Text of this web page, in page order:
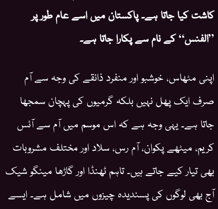
کاشت کیا جاتا ہے۔ پاکستان میں اسے عام طور پر
”الفنس“ کے نام سے پکارا جاتا ہے۔
اپنی مٹھاس، خوشبو اور منفرد ذائقے کی وجہ سے آم
صرف ایک پھل نہیں بلکہ گرمیوں کی پہچان سمجھا
جاتا ہے۔ یہی وجہ ہے کہ اس موسم میں آم سے آئس
کریم، میٹھے پکوان، آم رس، سلاد اور مختلف مشروبات
بھی تیار کیے جاتے ہیں۔ تاہم ٹھنڈا اور گاڑھا مینگو شیک
آج بھی لوگوں کی پسندیدہ چیزوں میں شامل ہے۔ ایسے